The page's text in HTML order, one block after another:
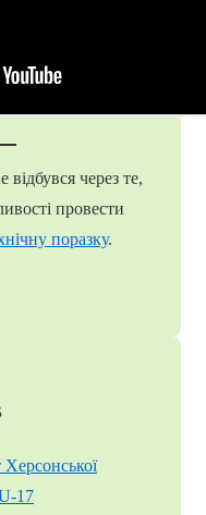
відбувся через те,
провести
поразку.
Херсонської
17